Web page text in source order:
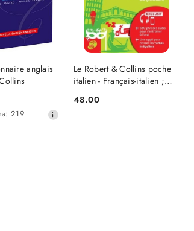
anglais
219
Le Robert & Collins poche
italien - Français-italien ;
Cena:
48.00
DO KOSZYKA